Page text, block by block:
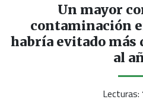
Un mayor
contaminación
habría evitado más
al
Lecturas: